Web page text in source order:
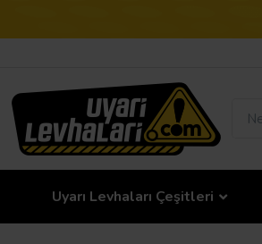
Uyarı Levhaları Çeşitleri